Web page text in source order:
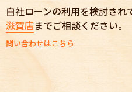
自社ローンの利用を検討され
滋賀店までご相談ください。
問い合わせはこちら